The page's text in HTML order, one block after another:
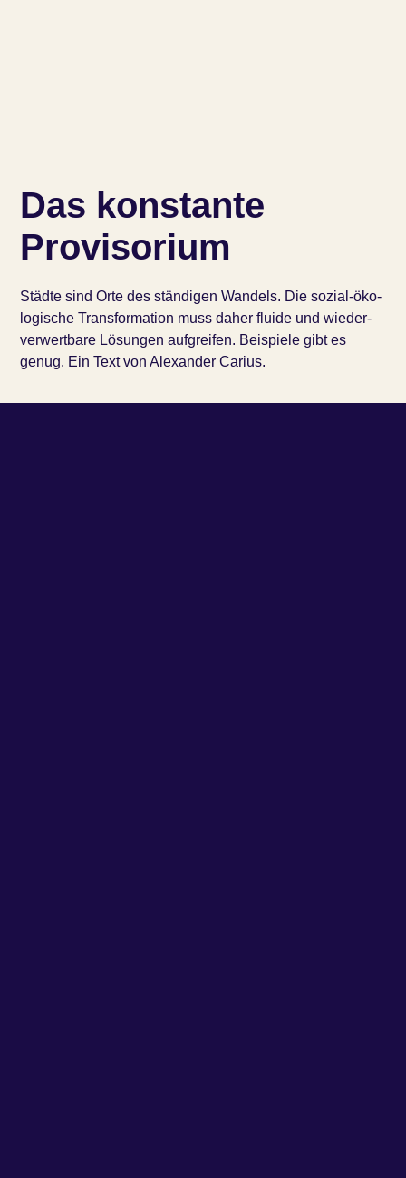
Das konstante
Provisorium
Städ­te sind Orte des stän­di­gen Wan­dels. Die sozi­al-öko­
lo­gi­sche Trans­for­ma­ti­on muss daher flui­de und wie­der­
ver­wert­ba­re Lösun­gen auf­grei­fen. Bei­spie­le gibt es
genug. Ein Text von Alexander Carius.